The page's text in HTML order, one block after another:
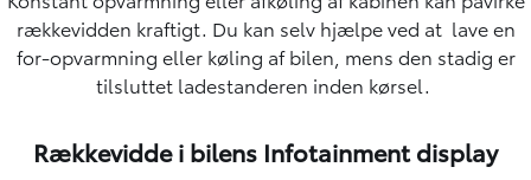
rækkevidden kraftigt. Du kan selv hjælpe ved at lave en
for-opvarmning eller køling af bilen, mens den stadig er
tilsluttet ladestanderen inden kørsel.
Rækkevidde i bilens Infotainment display